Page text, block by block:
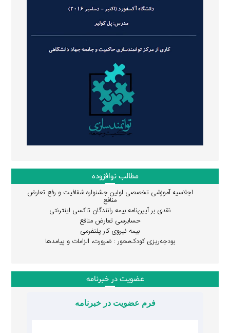
مطالب نوافزوده
اجلاسیه آموزشی تخصصی اولین جشنواره شفافیت و رفع تعارض
منافع
نقدی بر آیین‌نامه بیمه رانندگان تاکسی اینترنتی
حسابرسی تعارض منافع
بیمه نیروی کار پلتفرمی
بودجه‌ریزی کودک‌محور : ضرورت، الزامات و پیامدها
عضویت در خبرنامه
فرم عضویت در خبرنامه